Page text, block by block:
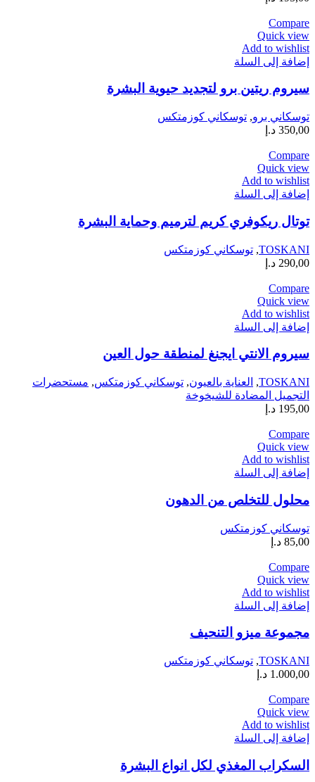
Compare
Quick view
Add to wishlist
إضافة إلى السلة
سيروم ريتين برو لتجديد حيوية البشرة
توسكاني برو, توسكاني كوزمتكس
350,00 د.إ
Compare
Quick view
Add to wishlist
إضافة إلى السلة
توتال ريكوفري كريم لترميم وحماية البشرة
TOSKANI
, توسكاني كوزمتكس
290,00 د.إ
Compare
Quick view
Add to wishlist
إضافة إلى السلة
سيروم الانتي ايجنغ لمنطقة حول العين
TOSKANI
, العناية بالعيون, توسكاني كوزمتكس, مستحضرات
التجميل المضادة للشيخوخة
195,00 د.إ
Compare
Quick view
Add to wishlist
إضافة إلى السلة
محلول للتخلص من الدهون
توسكاني كوزمتكس
85,00 د.إ
Compare
Quick view
Add to wishlist
إضافة إلى السلة
مجموعة ميزو التنحيف
TOSKANI
, توسكاني كوزمتكس
1.000,00 د.إ
Compare
Quick view
Add to wishlist
إضافة إلى السلة
السكراب المغذي لكل انواع البشرة